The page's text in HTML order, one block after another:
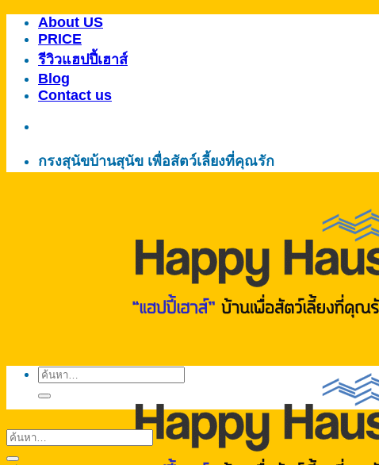
ข้าม
เนื้อหา
About US
PRICE
รีวิวแฮปปี้เฮาส์
Blog
Contact us
กรงสุนัขบ้านสุนัข เพื่อสัตว์เลี้ยงที่คุณรัก
ค้นหา: